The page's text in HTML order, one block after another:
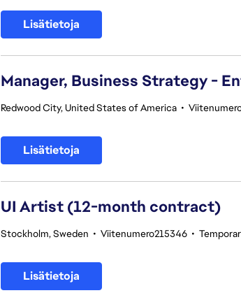
Lisätietoja
Manager, Business Strategy -
Redwood City, United States of America •
Lisätietoja
UI Artist (12-month contract)
Stockholm, Sweden • Viitenumero215346 •
Lisätietoja